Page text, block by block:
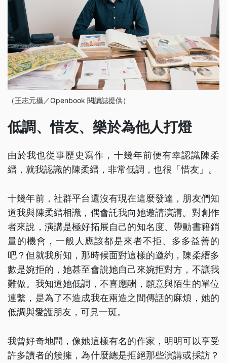
（王志元攝／Openbook 閱讀誌提供）
低調、惜友、樂於為他人打燈
由於我也從事歷史寫作，十幾年前便有幸認識陳柔
縉，就我認識的陳柔縉，非常低調，也很「惜友」。
十幾年前，社群平台還沒有現在這麼發達，朋友們知
道我與陳柔縉相識，偶會託我向她邀請演講。對創作
者來說，演講是極好拓展自己的知名度、帶動書籍銷
量的機會，一般人應該都是來者不拒、多多益善的
吧？但就我所知，那時候面對這樣的邀約，陳柔縉多
數是婉拒的，她甚至會說她自己來婉拒對方，不讓我
難做。我知道她低調，不喜應酬，願意與陌生的單位
連繫，是為了不造成我在兩造之間傳話的麻煩，她的
低調與愛護朋友，可見一斑。
我曾好奇地問，像她這樣有名的作家，明明可以享受
許多讀者的簇擁，為什麼總是拒絕那些演講或採訪？